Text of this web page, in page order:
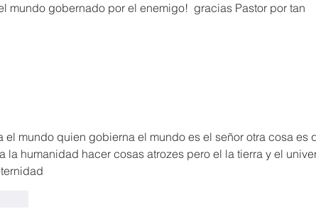
mundo gobernado por el enemigo!  gracias Pastor por tan
el mundo quien gobierna el mundo es el señor otra cosa es
la humanidad hacer cosas atrozes pero el la tierra y el